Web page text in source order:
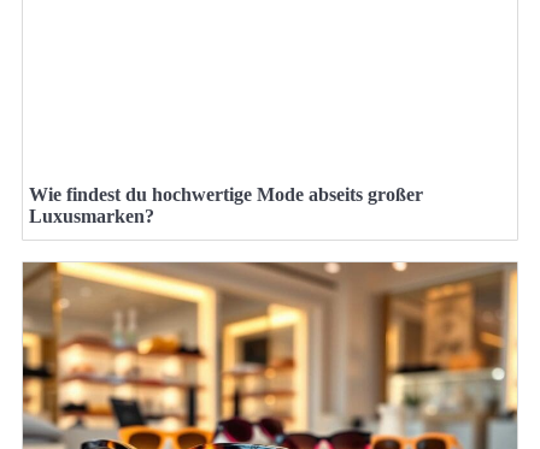
Wie findest du hochwertige Mode abseits großer
Luxusmarken?